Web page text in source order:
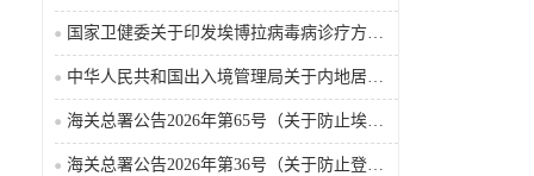
国家卫健委关于印发埃博拉病毒病诊疗方案（2026年版）的通知
中华人民共和国出入境管理局关于内地居民前往港澳地区定居审批条件的公告（2026-06-30）
海关总署公告2026年第65号（关于防止埃博拉病毒病疫情传入我国的公告）（2026-05-18）
海关总署公告2026年第36号（关于防止登革热疫情传入我国的公告）